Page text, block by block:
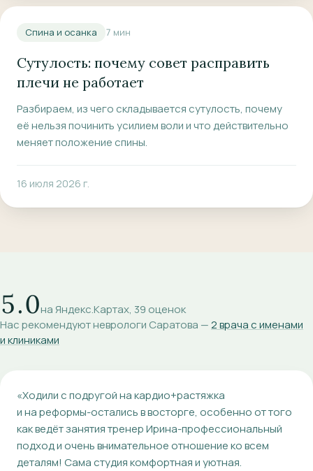
Спина и осанка 7 мин
Сутулость: почему совет расправить
плечи не работает
Разбираем, из чего складывается сутулость, почему
её нельзя починить усилием воли и что действительно
меняет положение спины.
16 июля 2026 г.
5.0на Яндекс.Картах, 39 оценок
Нас рекомендуют неврологи Саратова —2 врача с именами
и клиниками
«Ходили с подругой на кардио+растяжка
и на реформы-остались в восторге, особенно от того
как ведёт занятия тренер Ирина-профессиональный
подход и очень внимательное отношение ко всем
деталям! Сама студия комфортная и уютная.